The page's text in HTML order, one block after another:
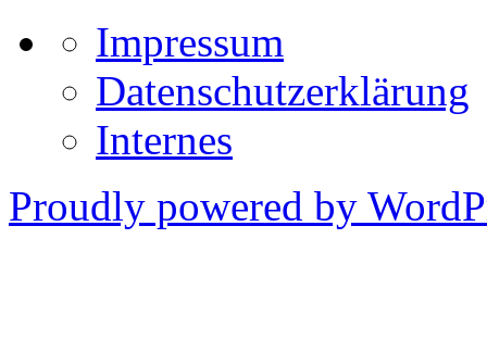
Impressum
Datenschutzerklärung
Internes
Proudly powered by